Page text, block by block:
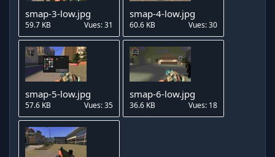
smap-3-low.jpg
59.7 KB Vues: 31
smap-4-low.jpg
60.6 KB Vues: 30
smap-5-low.jpg
57.6 KB Vues: 35
smap-6-low.jpg
36.6 KB Vues: 18